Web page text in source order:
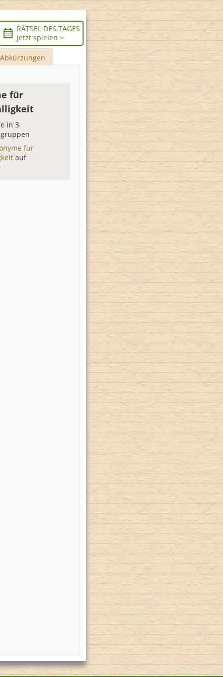
RÄTSEL DES TAGES
Jetzt spielen >
Abkürzungen
für
in 3
für
auf